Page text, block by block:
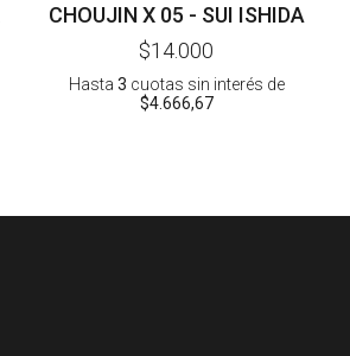
CHOUJIN X 05 - SUI ISHIDA
$14.000
Hasta 3 cuotas sin interés de
$4.666,67